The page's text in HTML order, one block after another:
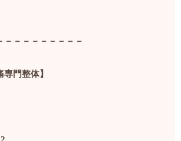
－－－－－－－－－
専門整体】